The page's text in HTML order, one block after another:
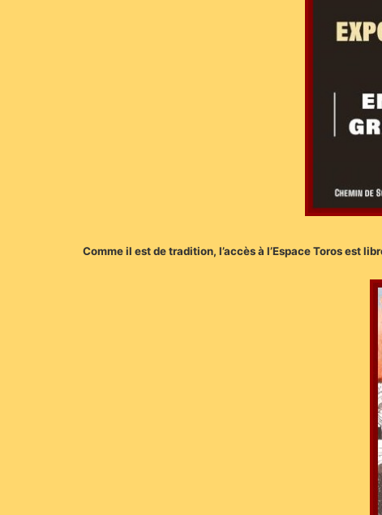
Comme il est de tradition, l’accès à l’Espace Toros est